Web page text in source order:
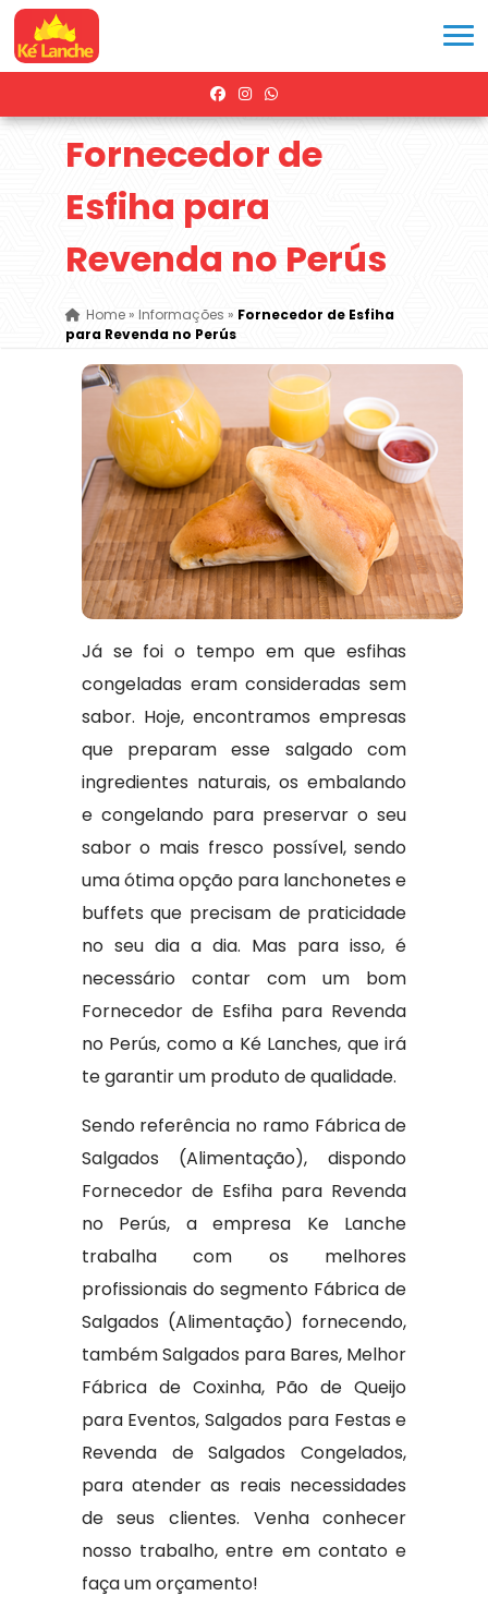
Fornecedor de
Esfiha para
Revenda no Perús
Home» Informações » Fornecedor de Esfiha
para Revenda no Perús
Já se foi o tempo em que esfihas
congeladas eram consideradas sem
sabor. Hoje, encontramos empresas
que preparam esse salgado com
ingredientes naturais, os embalando
e congelando para preservar o seu
sabor o mais fresco possível, sendo
uma ótima opção para lanchonetes e
buffets que precisam de praticidade
no seu dia a dia. Mas para isso, é
necessário contar com um bom
Fornecedor de Esfiha para Revenda
no Perús, como a Ké Lanches, que irá
te garantir um produto de qualidade.
Sendo referência no ramo Fábrica de
Salgados (Alimentação), dispondo
Fornecedor de Esfiha para Revenda
no Perús, a empresa Ke Lanche
trabalha com os melhores
profissionais do segmento Fábrica de
Salgados (Alimentação) fornecendo,
também Salgados para Bares, Melhor
Fábrica de Coxinha, Pão de Queijo
para Eventos, Salgados para Festas e
Revenda de Salgados Congelados,
para atender as reais necessidades
de seus clientes. Venha conhecer
nosso trabalho, entre em contato e
faça um orçamento!